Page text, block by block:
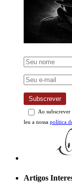
Subscrever
Ao subscrever
leu a nossa política
Artigos